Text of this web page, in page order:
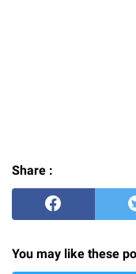
Share :
You may like these